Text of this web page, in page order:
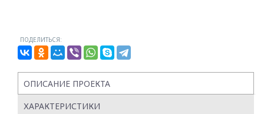
ПОДЕЛИТЬСЯ:
ОПИСАНИЕ ПРОЕКТА
ХАРАКТЕРИСТИКИ